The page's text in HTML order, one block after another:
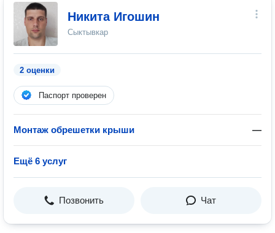
Никита Игошин
Сыктывкар
2 оценки
Паспорт проверен
Монтаж обрешетки крыши —
Ещё 6 услуг
Позвонить Чат